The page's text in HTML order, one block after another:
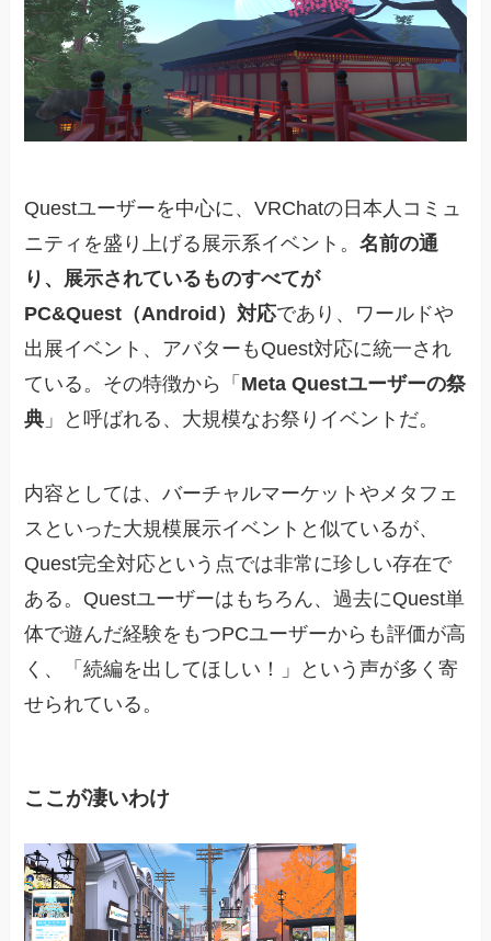
Questユーザーを中心に、VRChatの日本人コミュ
ニティを盛り上げる展示系イベント。名前の通
り、展示されているものすべてが
PC&Quest（Android）対応であり、ワールドや
出展イベント、アバターもQuest対応に統一され
ている。その特徴から「 Meta Questユーザーの祭
典 」と呼ばれる、大規模なお祭りイベントだ。
内容としては、バーチャルマーケットやメタフェ
スといった大規模展示イベントと似ているが、
Quest完全対応という点では非常に珍しい存在で
ある。Questユーザーはもちろん、過去にQuest単
体で遊んだ経験をもつPCユーザーからも評価が高
く、「続編を出してほしい！」という声が多く寄
せられている。
ここが凄いわけ